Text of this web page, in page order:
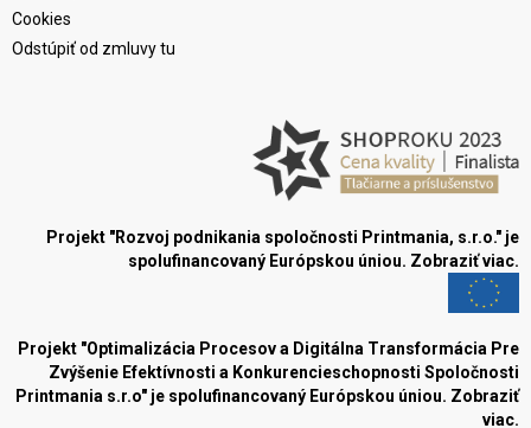
Cookies
Odstúpiť od zmluvy tu
Projekt "Rozvoj podnikania spoločnosti Printmania, s.r.o." je
spolufinancovaný Európskou úniou. Zobraziť viac.
Projekt "Optimalizácia Procesov a Digitálna Transformácia Pre
Zvýšenie Efektívnosti a Konkurencieschopnosti Spoločnosti
Printmania s.r.o" je spolufinancovaný Európskou úniou. Zobraziť
viac.